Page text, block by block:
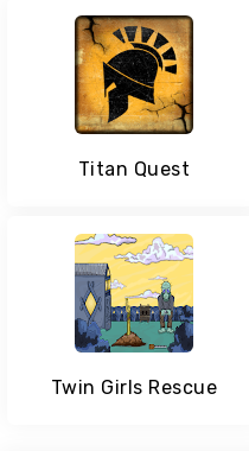
Titan Quest
Twin Girls Rescue